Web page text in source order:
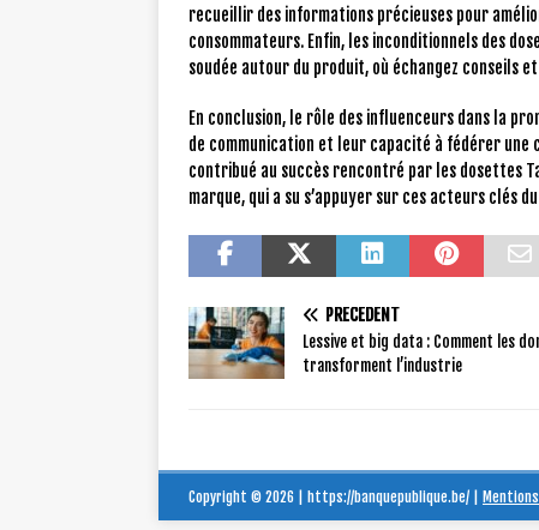
recueillir des informations précieuses pour
consommateurs. Enfin, les inconditionnels des
soudée autour du produit, où échangez conseils
En conclusion, le rôle des influenceurs dans la
de communication et leur capacité à fédérer une
contribué au succès rencontré par les dosettes
marque, qui a su s’appuyer sur ces acteurs clés
PRÉCÉDENT
Lessive et big data : Comment les
transforment l’industrie
Copyright © 2026 | https://banquepublique.be/